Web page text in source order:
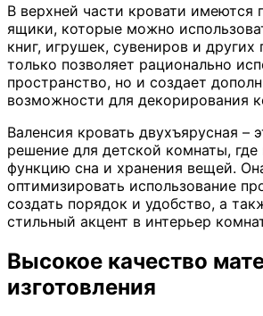
В верхней части кровати имеются
ящики, которые можно
книг, игрушек, сувениров и
только позволяет рационально
пространство, но и создает
возможности для декорирования
Валенсия кровать двухъярусная –
решение для детской комнаты,
функцию сна и хранения вещей.
оптимизировать использование
создать порядок и удобство, а
стильный акцент в интерьер
Высокое качество
изготовления